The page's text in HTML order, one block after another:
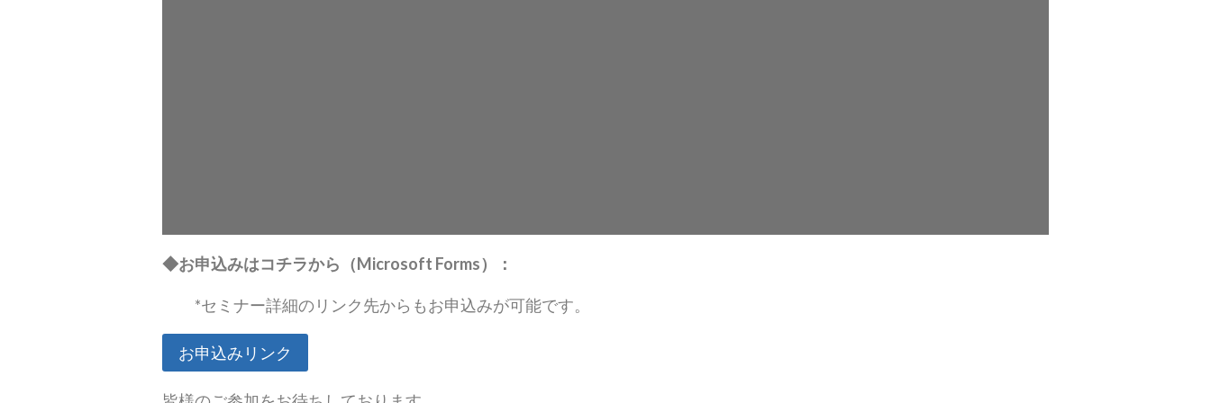
◆お申込みはコチラから （Microsoft Forms）：
*セミナー詳細のリンク先からもお申込みが可能です。
お申込みリンク